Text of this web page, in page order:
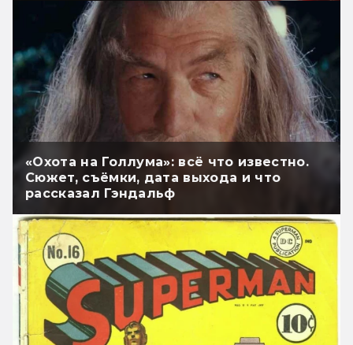
«Охота на Голлума»: всё что известно.
Сюжет, съёмки, дата выхода и что
рассказал Гэндальф